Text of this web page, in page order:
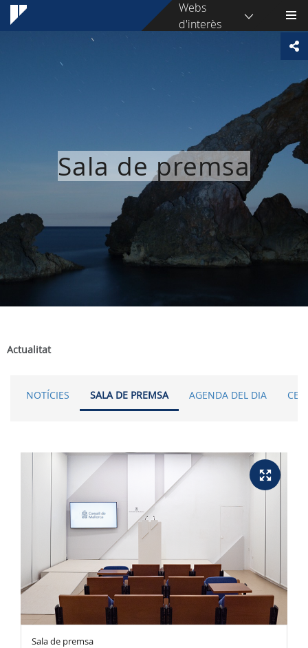
Webs
d'interès
Sala de premsa
Actualitat
NOTÍCIES SALA DE PREMSA AGENDA DEL DIA
Sala de premsa